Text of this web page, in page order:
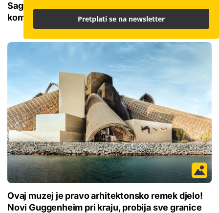
Sagradili koncertnu dvoranu u šumi: Savršena
kombinacija sirove žbuke, bakra i bukve
Ovaj muzej je pravo arhitektonsko remek djelo!
Novi Guggenheim pri kraju, probija sve granice
Pretplati se na newsletter